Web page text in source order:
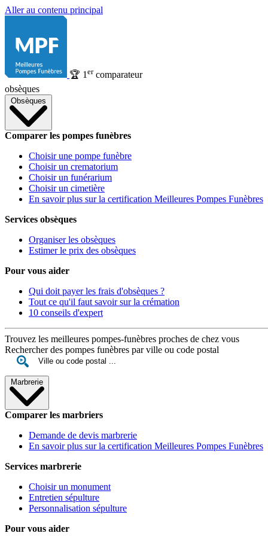
Aller au contenu principal
🏆 1 ercomparateur
obsèques
Obsèques
Comparer les pompes funèbres
Choisir une pompe funèbre
Choisir un crematorium
Choisir un funérarium
Choisir un cimetière
En savoir plus sur la certification Meilleures Pompes Funèbres
Services obsèques
Organiser les obsèques
Estimer le prix des obsèques
Pour vous aider
Qui doit payer les frais d'obsèques ?
Tout ce qu'il faut savoir sur la crémation
10 conseils d'expert
Trouvez les meilleures pompes-funèbres proches de chez vous
Rechercher des pompes funèbres par ville ou code postal
Marbrerie
Comparer les marbriers
Demande de devis marbrerie
En savoir plus sur la certification Meilleures Pompes Funèbres
Services marbrerie
Choisir un monument
Entretien sépulture
Personnalisation sépulture
Pour vous aider